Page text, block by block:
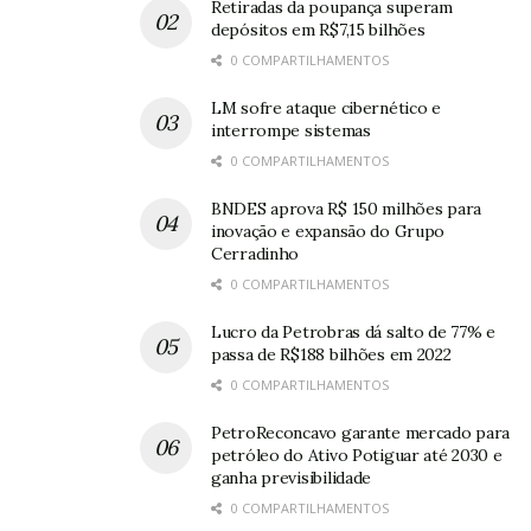
Sobre Ramax-Group
O Ramax-Group é uma multinacional baseada no Brasil,
com atuação na China, Emirados Árabes Unidos,
Estados Unidos e Líbano, que nasceu da parceria entre
um grupo de profissionais experientes com o objetivo
de fornecer todas as soluções necessárias para te
ajudar a expandir seus negócios no Brasil e no mundo.
Conta com uma equipe que atua em diversas regiões
localmente, mantendo-se sempre atualizados com as
mais recentes tecnologias mundiais e tendências de
mercado internacional.
Etanol de milho ganha força e já
representa 20% da produção no Brasil
Retiradas da poupança superam
depósitos em R$7,15 bilhões
0 COMPARTILHAMENTOS
LM sofre ataque cibernético e
interrompe sistemas
0 COMPARTILHAMENTOS
BNDES aprova R$ 150 milhões para
inovação e expansão do Grupo
Cerradinho
0 COMPARTILHAMENTOS
Lucro da Petrobras dá salto de 77% e
passa de R$188 bilhões em 2022
0 COMPARTILHAMENTOS
PetroReconcavo garante mercado para
petróleo do Ativo Potiguar até 2030 e
ganha previsibilidade
0 COMPARTILHAMENTOS